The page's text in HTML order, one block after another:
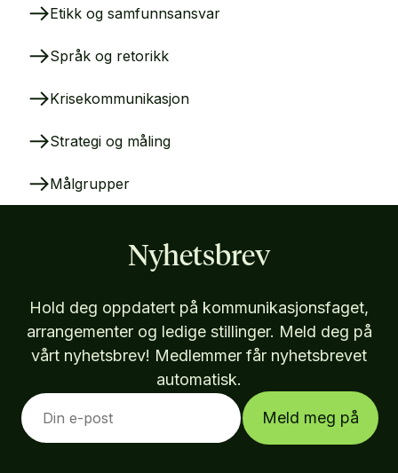
Etikk og samfunnsansvar
Språk og retorikk
Krisekommunikasjon
Strategi og måling
Målgrupper
Nyhetsbrev
Hold deg oppdatert på kommunikasjonsfaget,
arrangementer og ledige stillinger. Meld deg på
vårt nyhetsbrev! Medlemmer får nyhetsbrevet
automatisk.
Meld meg på